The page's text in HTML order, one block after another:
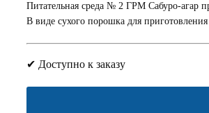
Питательная среда № 2 ГРМ Сабуро-агар
В виде сухого порошка для
✔ Доступно к заказу